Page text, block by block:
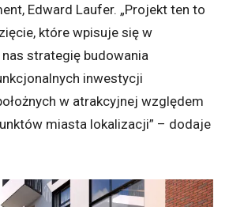
Edward Laufer. „Projekt ten to
które wpisuje się w
strategię budowania
inwestycji
w atrakcyjnej względem
miasta lokalizacji” – dodaje